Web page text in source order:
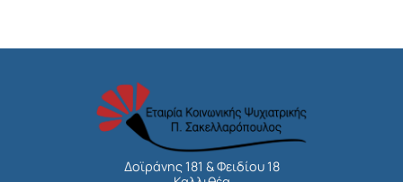
Δοϊράνης 181 & Φειδίου 18